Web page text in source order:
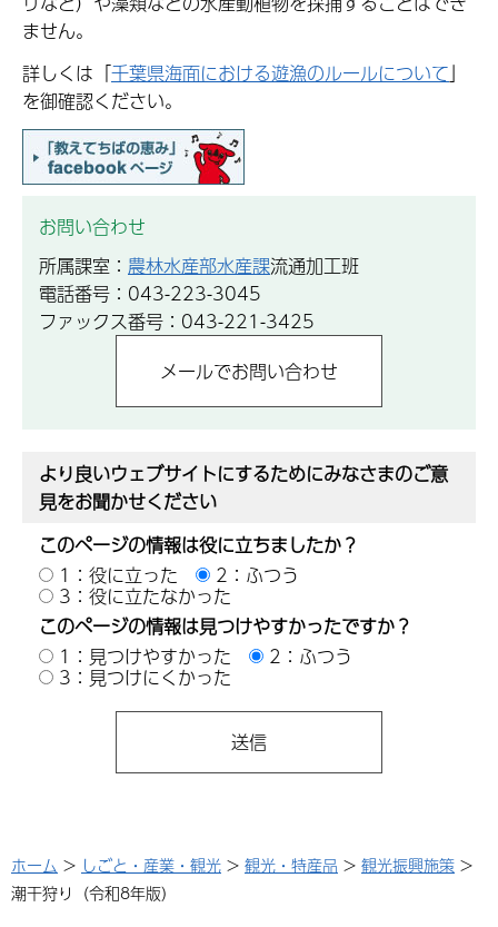
ません。
詳しくは「千葉県海面における遊漁のルールについて」
を御確認ください。
お問い合わせ
所属課室： 農林水産部水産課流通加工班
電話番号：043-223-3045
ファックス番号：043-221-3425
より良いウェブサイトにするためにみなさまのご意
見をお聞かせください
このページの情報は役に立ちましたか？
1：役に立った
2：ふつう
3：役に立たなかった
このページの情報は見つけやすかったですか？
1：見つけやすかった
2：ふつう
3：見つけにくかった
ホーム > しごと・産業・観光 > 観光・特産品 > 観光振興施策 >
潮干狩り（令和8年版）